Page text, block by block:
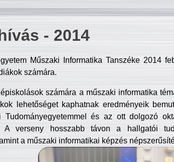
- 2014
Műszaki Informatika Tanszéke 2014
számára.
számára a műszaki informatika
lehetőséget kaphatnak eredményeik
Tudományegyetemmel és az ott dolgozó
A verseny hosszabb távon a hallgatói
a műszaki informatikai képzés